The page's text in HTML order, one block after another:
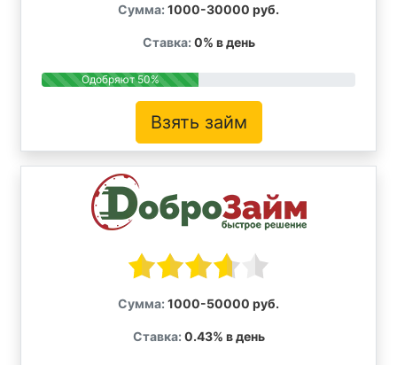
Сумма: 1000-30000 руб.
Ставка: 0% в день
Одобряют 50%
Взять займ
Сумма: 1000-50000 руб.
Ставка: 0.43% в день